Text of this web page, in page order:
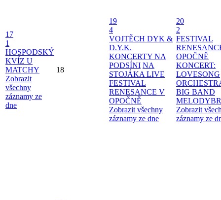
17
1
HOSPODSKÝ
KVÍZ U
MATCHY
Zobrazit
všechny
záznamy ze
dne
18
19
4
VOJTĚCH DYK &
D.Y.K.
KONCERTY NA
PODSÍNI NA
STOJÁKA LIVE
FESTIVAL
RENESANCE V
OPOČNĚ
Zobrazit všechny
záznamy ze dne
20
2
FESTIVAL
OPOČNĚ
KONCERT:
LOVESONG
BIG BAND
Zobrazit
záznamy ze